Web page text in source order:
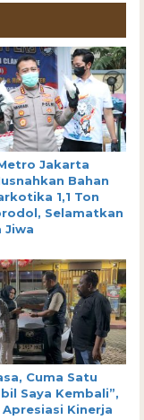
Jakarta
Bahan
1,1 Ton
Selamatkan
Jiwa
Cuma Satu
Saya Kembali”,
Kinerja